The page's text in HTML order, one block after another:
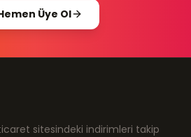
Üye Ol
sitesindeki indirimleri takip